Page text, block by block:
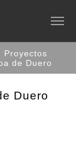
Proyectos
de Duero
Duero